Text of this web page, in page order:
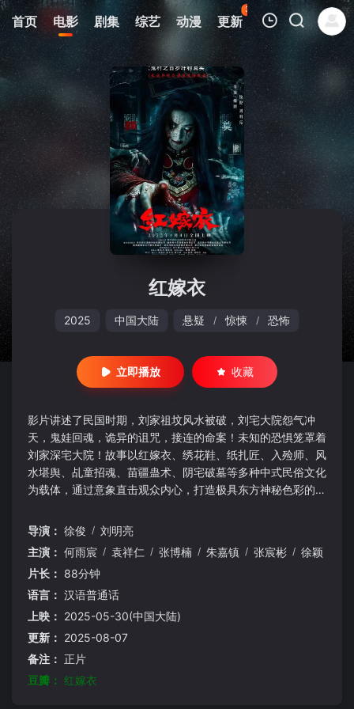
首页 电影 剧集 综艺 动漫 更新
35
热榜 APP
我的观影记录
暂无观看影片的记录
红嫁衣
2025 中国大陆 悬疑 / 惊悚 / 恐怖
立即播放 收藏
影片讲述了民国时期，刘家祖坟风水被破，刘宅大院怨气冲
天，鬼娃回魂，诡异的诅咒，接连的命案！未知的恐惧笼罩着
刘家深宅大院！故事以红嫁衣、绣花鞋、纸扎匠、入殓师、风
水堪舆、乩童招魂、苗疆蛊术、阴宅破墓等多种中式民俗文化
为载体，通过意象直击观众内心，打造极具东方神秘色彩的视
能，通过扣人心弦的氛围铺垫，为观众打造一个渗入心灵的终
导演： 徐俊 / 刘明亮
主演： 何雨宸 / 袁祥仁 / 张博楠 / 朱嘉镇 / 张宸彬 / 徐颖
片长： 88分钟
语言： 汉语普通话
上映： 2025-05-30(中国大陆)
更新： 2025-08-07
备注： 正片
豆瓣： 红嫁衣